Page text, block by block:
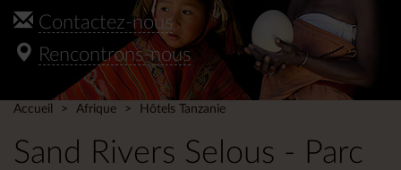
Contactez-nous
Rencontrons-nous
Accueil Afrique Hôtels Tanzanie
Sand Rivers Selous - Parc